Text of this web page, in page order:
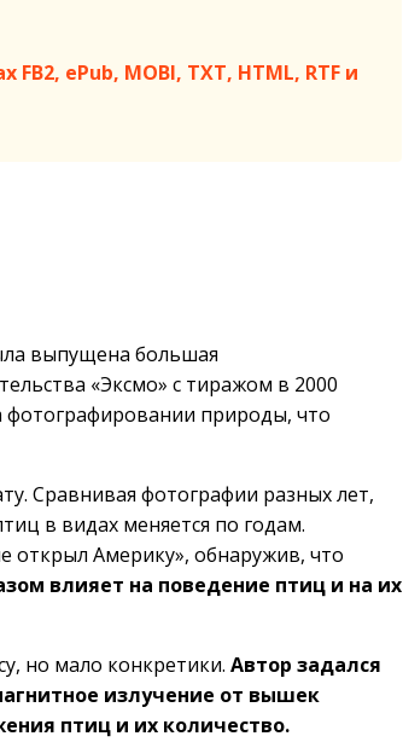
ePub, MOBI, TXT, HTML, RTF и
выпущена большая
«Эксмо» с тиражом в 2000
фотографировании природы, что
Сравнивая фотографии разных лет,
в видах меняется по годам.
открыл Америку», обнаружив, что
влияет на поведение птиц и на их
но мало конкретики. Автор задался
излучение от вышек
птиц и их количество.